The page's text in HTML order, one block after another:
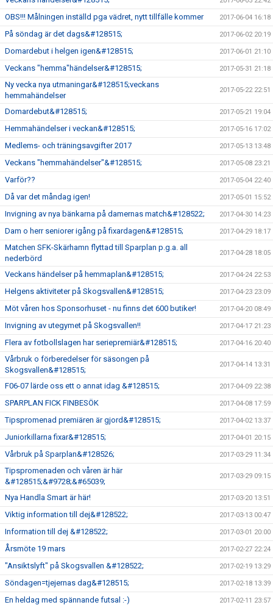
OBS!!! Målningen inställd pga vädret, nytt tillfälle kommer 2017-06-04 16:18
På söndag är det dags&#128515; 2017-06-02 20:19
Domardebut i helgen igen&#128515; 2017-06-01 21:10
Veckans "hemma"händelser&#128515; 2017-05-31 21:18
Ny vecka nya utmaningar&#128515;veckans
hemmahändelser
2017-05-22 22:51
Domardebut&#128515; 2017-05-21 19:04
Hemmahändelser i veckan&#128515; 2017-05-16 17:02
Medlems- och träningsavgifter 2017 2017-05-13 13:48
Veckans "hemmahändelser"&#128515; 2017-05-08 23:21
Varför?? 2017-05-04 22:40
Då var det måndag igen! 2017-05-01 15:52
Invigning av nya bänkarna på damernas match&#128522; 2017-04-30 14:23
Dam o herr seniorer igång på fixardagen&#128515; 2017-04-29 18:17
Matchen SFK-Skärhamn flyttad till Sparplan p.g.a. all
nederbörd
2017-04-28 18:05
Veckans händelser på hemmaplan&#128515; 2017-04-24 22:53
Helgens aktiviteter på Skogsvallen&#128515; 2017-04-23 23:09
Möt våren hos Sponsorhuset - nu finns det 600 butiker! 2017-04-20 08:49
Invigning av utegymet på Skogsvallen!! 2017-04-17 21:23
Flera av fotbollslagen har seriepremiär&#128515; 2017-04-16 20:40
Vårbruk o förberedelser för säsongen på
Skogsvallen&#128515;
2017-04-14 13:31
F06-07 lärde oss ett o annat idag &#128515; 2017-04-09 22:38
SPARPLAN FICK FINBESÖK 2017-04-08 17:59
Tipspromenad premiären är gjord&#128515; 2017-04-02 13:37
Juniorkillarna fixar&#128515; 2017-04-01 20:15
Vårbruk på Sparplan&#128526; 2017-03-29 11:34
Tipspromenaden och våren är här
&#128515;&#9728;&#65039;
2017-03-29 09:15
Nya Handla Smart är här! 2017-03-20 13:51
Viktig information till dej&#128522; 2017-03-13 00:47
Information till dej &#128522; 2017-03-01 20:00
Årsmöte 19 mars 2017-02-27 22:24
"Ansiktslyft" på Skogsvallen &#128522; 2017-02-19 13:29
Söndagen=tjejernas dag&#128515; 2017-02-18 13:39
En heldag med spännande futsal :-) 2017-02-11 23:57